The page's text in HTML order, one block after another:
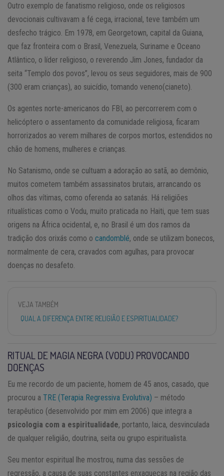
Outro exemplo de fanatismo religioso, onde os religiosos
devocionais cultivavam a fé cega, irracional, teve também um
desfecho trágico. Em 1978, em Georgetown, capital da Guiana,
que faz fronteira com o Brasil, Venezuela, Suriname e Oceano
Atlântico, o líder religioso, o reverendo Jim Jones, fundador da
seita “Templo dos povos”, levou os seus seguidores, mais de 900
(300 eram crianças), ao suicídio, tomando veneno(cianeto).
Os agentes norte-americanos do FBI, ao percorrerem com o
helicóptero o assentamento da comunidade religiosa, ficaram
horrorizados ao verem milhares de corpos mortos, estendidos no
chão de homens, mulheres e crianças.
No Satanismo, onde se cultuam a adoração ao satã, ao demônio,
muitos cometem também assassinatos brutais, arrancando os
olhos das vítimas, como oferenda ao satanás. Há religiões
ritualísticas como o Vodu, muito praticada no Haiti, que tem suas
origens na África ocidental, e, no Brasil é um dos ramos da
tradição dos orixás como o candomblé, onde se utilizam bonecos,
normalmente de cera, cravados com agulhas, para provocar
doenças no desafeto.
VEJA TAMBÉM
QUAL A DIFERENÇA ENTRE RELIGIÃO E ESPIRITUALIDADE?
RITUAL DE MAGIA NEGRA (VODU) PROVOCANDO
DOENÇAS
Eu me recordo de um paciente, homem de 45 anos, casado, que
procurou a TRE (Terapia Regressiva Evolutiva) – método
terapêutico (desenvolvido por mim em 2006) que integra a
psicologia com a espiritualidade, portanto, laica, desvinculada
de qualquer religião, doutrina, seita ou grupo espiritualista.
Seu mentor espiritual lhe mostrou, numa das sessões de
regressão, a causa de suas constantes enxaquecas na região das